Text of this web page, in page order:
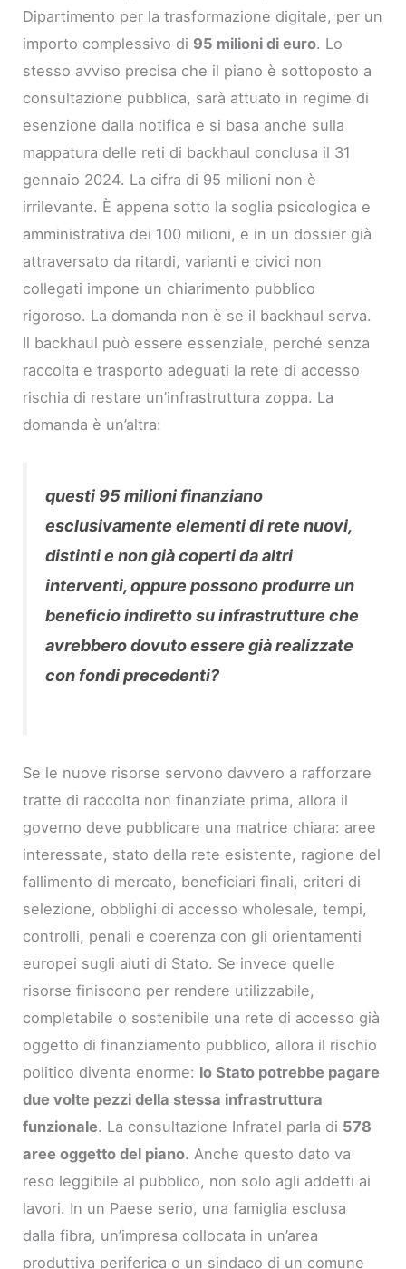
Dipartimento per la trasformazione digitale, per un
importo complessivo di 95 milioni di euro. Lo
stesso avviso precisa che il piano è sottoposto a
consultazione pubblica, sarà attuato in regime di
esenzione dalla notifica e si basa anche sulla
mappatura delle reti di backhaul conclusa il 31
gennaio 2024. La cifra di 95 milioni non è
irrilevante. È appena sotto la soglia psicologica e
amministrativa dei 100 milioni, e in un dossier già
attraversato da ritardi, varianti e civici non
collegati impone un chiarimento pubblico
rigoroso. La domanda non è se il backhaul serva.
Il backhaul può essere essenziale, perché senza
raccolta e trasporto adeguati la rete di accesso
rischia di restare un’infrastruttura zoppa. La
domanda è un’altra:
questi 95 milioni finanziano
esclusivamente elementi di rete nuovi,
distinti e non già coperti da altri
interventi, oppure possono produrre un
beneficio indiretto su infrastrutture che
avrebbero dovuto essere già realizzate
con fondi precedenti?
Se le nuove risorse servono davvero a rafforzare
tratte di raccolta non finanziate prima, allora il
governo deve pubblicare una matrice chiara: aree
interessate, stato della rete esistente, ragione del
fallimento di mercato, beneficiari finali, criteri di
selezione, obblighi di accesso wholesale, tempi,
controlli, penali e coerenza con gli orientamenti
europei sugli aiuti di Stato. Se invece quelle
risorse finiscono per rendere utilizzabile,
completabile o sostenibile una rete di accesso già
oggetto di finanziamento pubblico, allora il rischio
politico diventa enorme: lo Stato potrebbe pagare
due volte pezzi della stessa infrastruttura
funzionale. La consultazione Infratel parla di 578
aree oggetto del piano. Anche questo dato va
reso leggibile al pubblico, non solo agli addetti ai
lavori. In un Paese serio, una famiglia esclusa
dalla fibra, un’impresa collocata in un’area
produttiva periferica o un sindaco di un comune